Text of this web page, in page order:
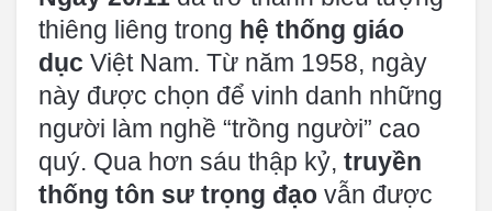
thiêng liêng trong hệ thống giáo
dục Việt Nam. Từ năm 1958, ngày
này được chọn để vinh danh những
người làm nghề “trồng người” cao
quý. Qua hơn sáu thập kỷ, truyền
thống tôn sư trọng đạo vẫn được